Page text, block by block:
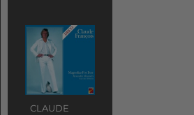
CLAUDE